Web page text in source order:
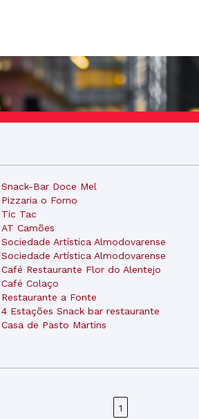
Snack-Bar Doce Mel
Pizzaria o Forno
Tic Tac
AT Camões
Sociedade Artística Almodovarense
Sociedade Artística Almodovarense
Café Restaurante Flor do Alentejo
Café Colaço
Restaurante a Fonte
4 Estações Snack bar restaurante
Casa de Pasto Martins
1